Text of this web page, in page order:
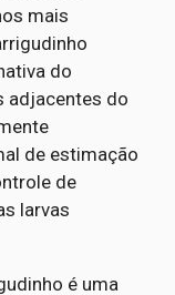
mais
do
adjacentes do
de estimação
de
larvas
é uma